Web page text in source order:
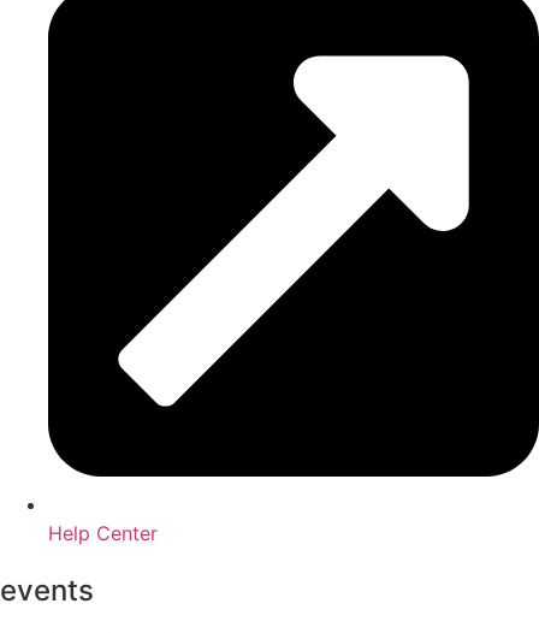
Help Center
events